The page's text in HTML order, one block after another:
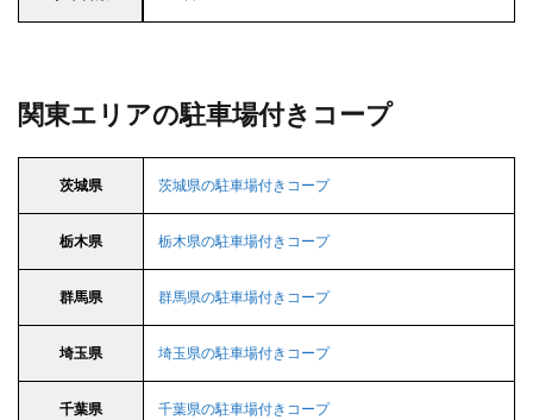
関東エリアの駐車場付きコープ
茨城県 茨城県の駐車場付きコープ
栃木県 栃木県の駐車場付きコープ
群馬県 群馬県の駐車場付きコープ
埼玉県 埼玉県の駐車場付きコープ
千葉県 千葉県の駐車場付きコープ